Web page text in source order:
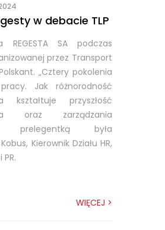
w debacie TLP
REGESTA SA podczas
przez Transport
„Cztery pokolenia
Jak różnorodność
kształtuje przyszłość
oraz zarządzania
prelegentką była
Kierownik Działu HR,
WIĘCEJ >